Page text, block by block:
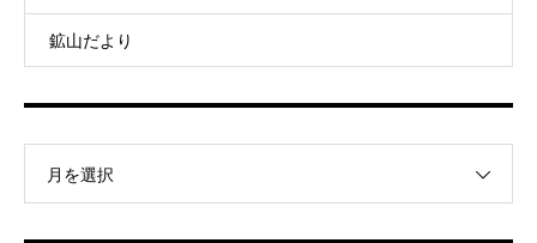
鉱山だより
月を選択